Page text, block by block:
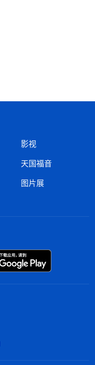
影视
天国福音
图片展